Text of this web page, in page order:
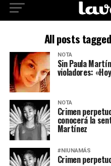
All posts
NOTA
Sin Paula
violadores:
NOTA
Crimen
conocerá la
Martínez
#NIUNAMÁS
Crimen